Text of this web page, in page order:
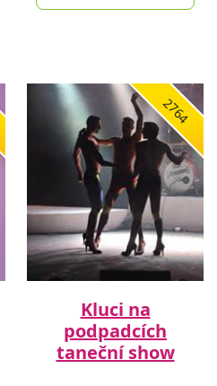
2764
Kluci na
podpadcích
taneční show